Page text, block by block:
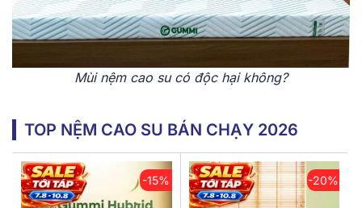
Mùi nệm cao su có độc hại không?
TOP NỆM CAO SU BÁN CHẠY 2026
-15% -20%